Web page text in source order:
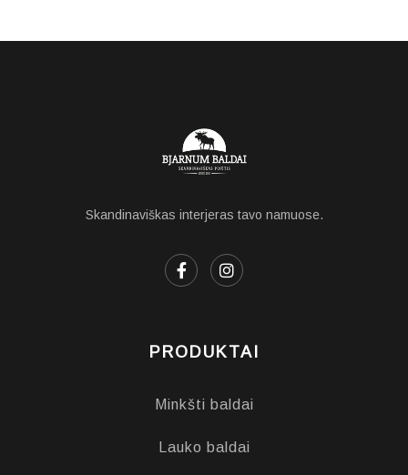
Skandinaviškas interjeras tavo namuose.
PRODUKTAI
Minkšti baldai
Lauko baldai